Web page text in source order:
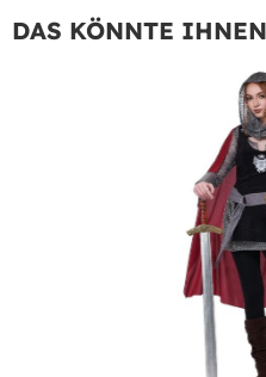
DAS KÖNNTE